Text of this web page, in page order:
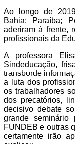
Ao longo de
Bahia; Paraíba;
aderiram à frente,
profissionais da
A professora
Sindeducação,
transborde
a luta dos
os trabalhadores
dos precatórios,
decisivo debate
grande seminário
FUNDEB e outras
certamente irão